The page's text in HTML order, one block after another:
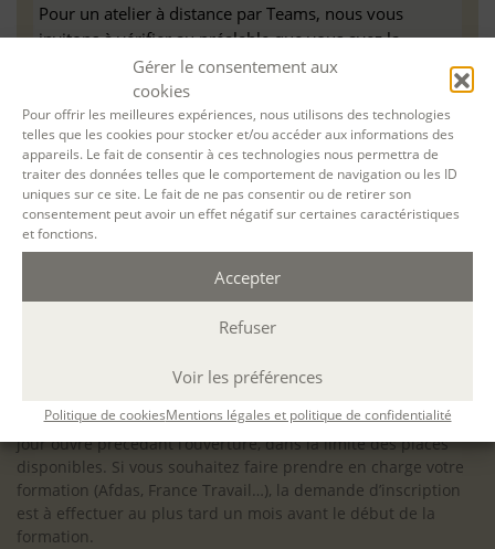
Gérer le consentement aux
cookies
Pour offrir les meilleures expériences, nous utilisons des technologies
telles que les cookies pour stocker et/ou accéder aux informations des
appareils. Le fait de consentir à ces technologies nous permettra de
traiter des données telles que le comportement de navigation ou les ID
uniques sur ce site. Le fait de ne pas consentir ou de retirer son
consentement peut avoir un effet négatif sur certaines caractéristiques
et fonctions.
Accepter
Refuser
Voir les préférences
Politique de cookiesMentions légales et politique de confidentialité
Pour un atelier à distance par Teams, nous vous
invitons à vérifier au préalable que vous avez la
configuration minimale requise pour pouvoir travailler
dans les meilleures conditions : Configuration
matérielle requise pourMicrosoft Teams | Microsoft
Learn
Accessibilité : ALEPH-ÉCRITURE est sensible à l’inclusion des
personnes en situation de handicap. Si vous avez besoin
d’un aménagement spécifique de programme, n’hésitez pas
à nous contacter en amont de votre inscription afin
supports, accessibilité de nos salles).
inscriptions à nos activités sont ouvertes jusqu’au dernier
jour ouvré précédant l’ouverture, dans la limite des places
disponibles. Si vous souhaitez faire prendre en charge votre
formation (Afdas, France Travail…), la demande d’inscription
est à effectuer au plus tard un mois avant le début de la
formation.